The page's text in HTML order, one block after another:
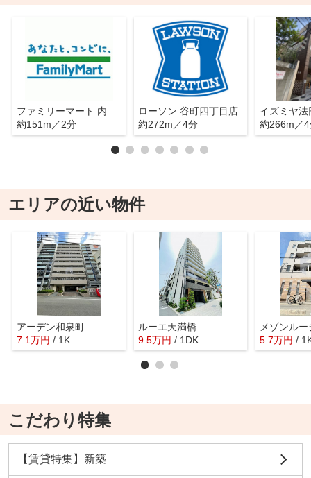
約151m／2分
ローソン 谷町四丁目店
約272m／4分
イズミヤ法
約266m／
エリアの近い物件
アーデン和泉町
7.1万円 / 1K
ルーエ天満橋
9.5万円 / 1DK
メゾンル
5.7万円 /
こだわり特集
【賃貸特集】新築